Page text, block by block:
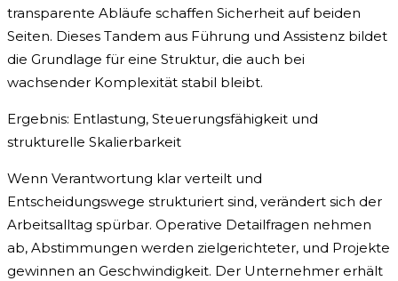
transparente Abläufe schaffen Sicherheit auf beiden
Seiten. Dieses Tandem aus Führung und Assistenz bildet
die Grundlage für eine Struktur, die auch bei
wachsender Komplexität stabil bleibt.
Ergebnis: Entlastung, Steuerungsfähigkeit und
strukturelle Skalierbarkeit
Wenn Verantwortung klar verteilt und
Entscheidungswege strukturiert sind, verändert sich der
Arbeitsalltag spürbar. Operative Detailfragen nehmen
ab, Abstimmungen werden zielgerichteter, und Projekte
gewinnen an Geschwindigkeit. Der Unternehmer erhält